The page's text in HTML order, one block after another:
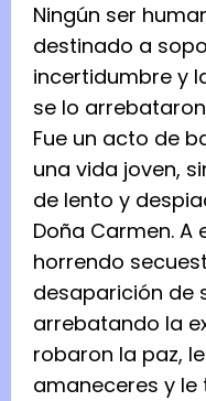
Ningún ser
destinado a
incertidumbre y
se lo
Fue un acto de
una vida joven,
de lento y
Doña Carmen. A
horrendo
desaparición de
arrebatando la
robaron la paz,
amaneceres y le